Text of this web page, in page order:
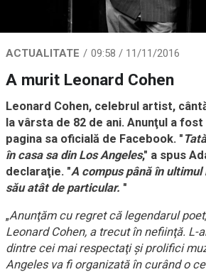
ACTUALITATE 09:58 / 11/11/2016
A murit Leonard Cohen
Leonard Cohen, celebrul artist,
la vârsta de 82 de ani. Anunţul a
pagina sa oficială de Facebook. "
în casa sa din Los Angeles," a spus
declaraţie. "A compus până în
său atât de particular. "
„Anunţăm cu regret că legendarul
Leonard Cohen, a trecut în nefiinţă. L-
dintre cei mai respectaţi şi prolifici
Angeles va fi organizată în curând o